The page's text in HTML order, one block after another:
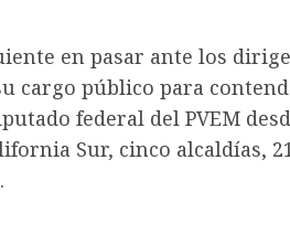
en pasar ante los
cargo público para
federal del PVEM
Sur, cinco alcaldías,